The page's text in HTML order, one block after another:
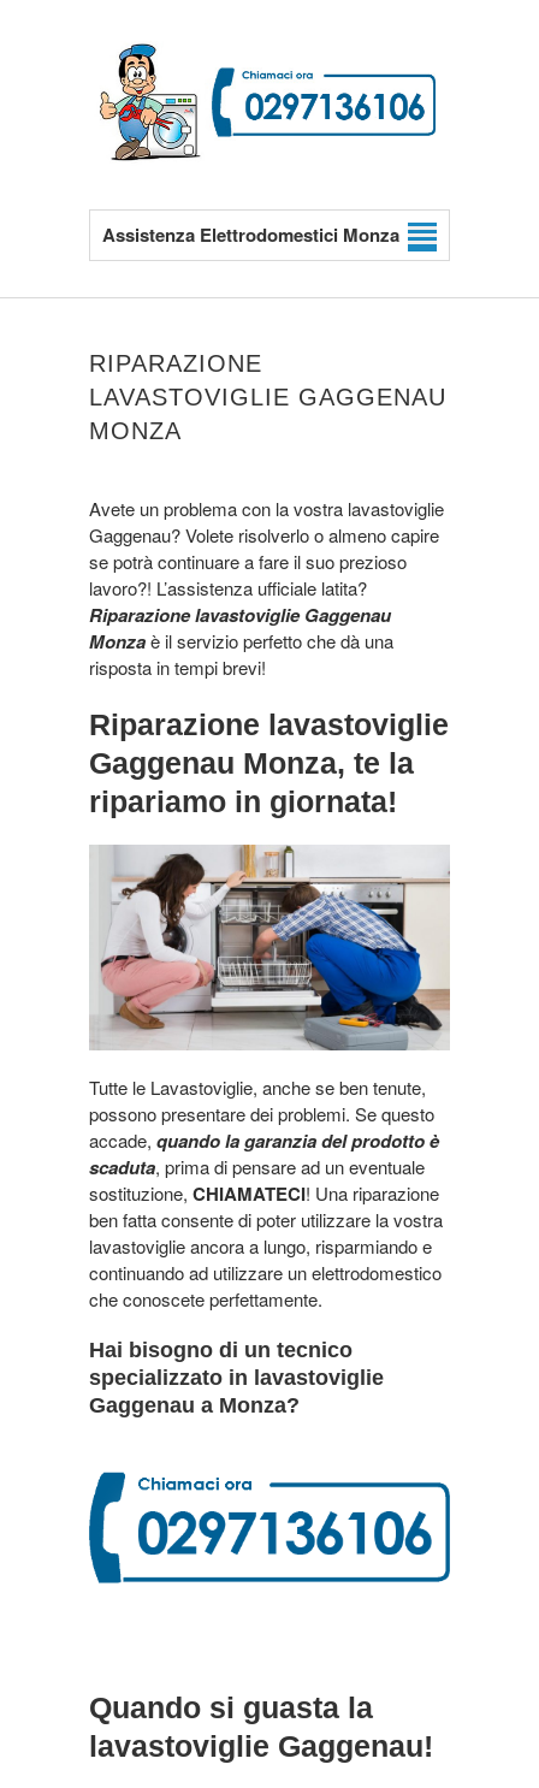
Assistenza Elettrodomestici Monza
RIPARAZIONE
LAVASTOVIGLIE GAGGENAU
MONZA
Avete un problema con la vostra lavastoviglie
Gaggenau? Volete risolverlo o almeno capire
se potrà continuare a fare il suo prezioso
lavoro?! L’assistenza ufficiale latita?
Riparazione lavastoviglie Gaggenau
Monzaè il servizio perfetto che dà una
risposta in tempi brevi!
Riparazione lavastoviglie
Gaggenau Monza, te la
ripariamo in giornata!
Tutte le Lavastoviglie, anche se ben tenute,
possono presentare dei problemi. Se questo
accade, quando la garanzia del prodotto è
scaduta, prima di pensare ad un eventuale
sostituzione, CHIAMATECI! Una riparazione
ben fatta consente di poter utilizzare la vostra
lavastoviglie ancora a lungo, risparmiando e
continuando ad utilizzare un elettrodomestico
che conoscete perfettamente.
Hai bisogno di un tecnico
specializzato in lavastoviglie
Gaggenau a Monza?
Quando si guasta la
lavastoviglie Gaggenau!